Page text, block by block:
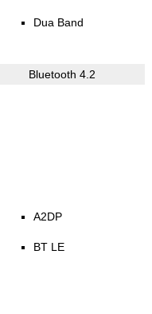
Dua Band
Bluetooth 4.2
A2DP
BT LE